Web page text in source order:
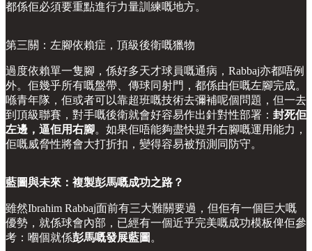
都係佢必須要重點進行力量訓練嘅地方。
第三關：左腳依賴症，頂級後衛嘅獵物
過度依賴單一隻腳，係好多天才球員嘅通病，Rabbaj亦都唔例
外。佢幾乎所有嘅盤帶、傳球同射門，都係由佢嘅左腳完成。
喺青年隊，佢或者可以靠超班嘅技術去彌補呢個問題，但一去
到頂級聯賽，對手嘅後衛就會好容易作出針對性部署： 封死佢
左邊，逼佢用右腳。如果佢唔能夠盡快提升右腳嘅運用能力，
佢嘅威脅性將會大打折扣，變得容易被預測同防守。
藍圖與未來：複製彭馬嘅成功之路？
雖然Ibrahim Rabbaj面前有三大難關要過，但佢有一個巨大嘅
優勢，就係球會內部，已經有一個近乎完美嘅成功模板俾佢參
考：嗰個就係彭馬嘅發展藍圖 。